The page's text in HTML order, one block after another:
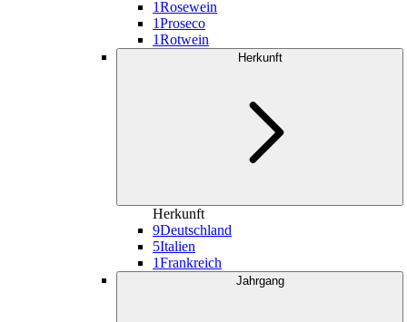
1Rosewein
1Proseco
1Rotwein
Herkunft
Herkunft
9Deutschland
5Italien
1Frankreich
Jahrgang